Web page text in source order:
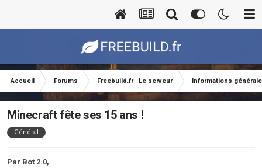
Accueil Forums Freebuild.fr | Le serveur Informations
Minecraft fête ses 15 ans !
Général
Par Bot 2.0,